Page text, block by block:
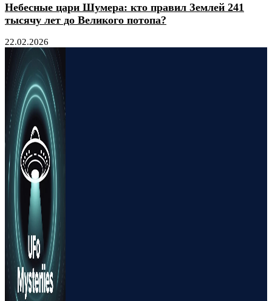
Небесные цари Шумера: кто правил Землей 241
тысячу лет до Великого потопа?
22.02.2026